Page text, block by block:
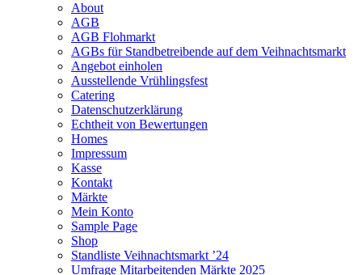
About
AGB
AGB Flohmarkt
AGBs für Standbetreibende auf dem Veihnachtsmarkt
Angebot einholen
Ausstellende Vrühlingsfest
Catering
Datenschutzerklärung
Echtheit von Bewertungen
Homes
Impressum
Kasse
Kontakt
Märkte
Mein Konto
Sample Page
Shop
Standliste Veihnachtsmarkt ’24
Umfrage Mitarbeitenden Märkte 2025